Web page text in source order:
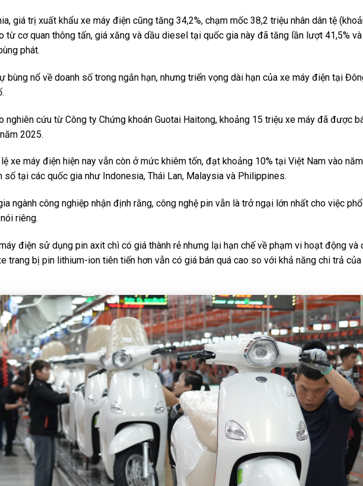
giá trị xuất khẩu xe máy điện cũng tăng 34,2%, chạm mốc 38,2 triệu nhân dân tệ
từ cơ quan thông tấn, giá xăng và dầu diesel tại quốc gia này đã tăng lần lượt 41,5%
phát.
bùng nổ về doanh số trong ngắn hạn, nhưng triển vọng dài hạn của xe máy điện tại
nghiên cứu từ Công ty Chứng khoán Guotai Haitong, khoảng 15 triệu xe máy đã được
2025.
lệ xe máy điện hiện nay vẫn còn ở mức khiêm tốn, đạt khoảng 10% tại Việt Nam vào
số tại các quốc gia như Indonesia, Thái Lan, Malaysia và Philippines.
ngành công nghiệp nhận định rằng, công nghệ pin vẫn là trở ngại lớn nhất cho việc
riêng.
điện sử dụng pin axit chì có giá thành rẻ nhưng lại hạn chế về phạm vi hoạt động và
trang bị pin lithium-ion tiên tiến hơn vẫn có giá bán quá cao so với khả năng chi trả